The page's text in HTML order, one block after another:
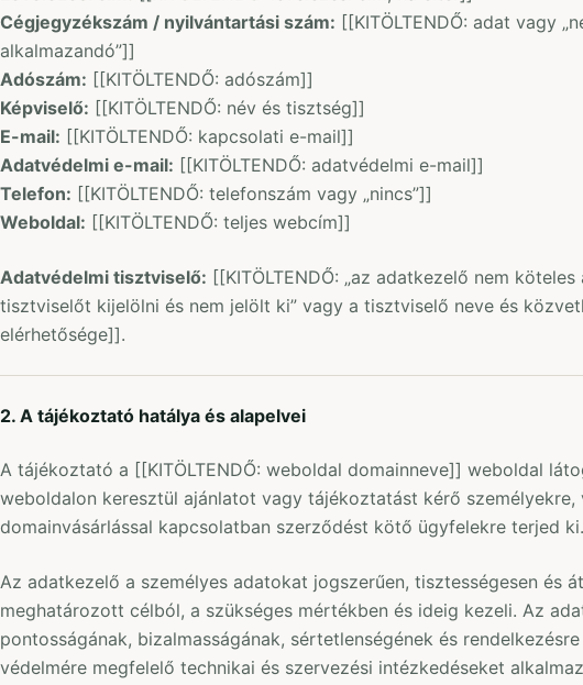
Cégjegyzékszám / nyilvántartási szám: [[KITÖLTENDŐ: adat vagy
alkalmazandó”]]
Adószám: [[KITÖLTENDŐ: adószám]]
Képviselő: [[KITÖLTENDŐ: név és tisztség]]
E-mail: [[KITÖLTENDŐ: kapcsolati e-mail]]
Adatvédelmi e-mail: [[KITÖLTENDŐ: adatvédelmi e-mail]]
Telefon: [[KITÖLTENDŐ: telefonszám vagy „nincs”]]
Weboldal: [[KITÖLTENDŐ: teljes webcím]]
Adatvédelmi tisztviselő: [[KITÖLTENDŐ: „az adatkezelő nem
tisztviselőt kijelölni és nem jelölt ki” vagy a tisztviselő neve és
elérhetősége]].
2. A tájékoztató hatálya és alapelvei
A tájékoztató a [[KITÖLTENDŐ: weboldal domainneve]] weboldal
weboldalon keresztül ajánlatot vagy tájékoztatást kérő személyekre,
domainvásárlással kapcsolatban szerződést kötő ügyfelekre terjed ki.
Az adatkezelő a személyes adatokat jogszerűen, tisztességesen és
meghatározott célból, a szükséges mértékben és ideig kezeli. Az
pontosságának, bizalmasságának, sértetlenségének és
védelmére megfelelő technikai és szervezési intézkedéseket